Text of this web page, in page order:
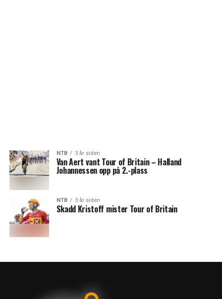
NTB 3 år siden
Van Aert vant Tour of Britain – Halland
Johannessen opp på 2.-plass
NTB 3 år siden
Skadd Kristoff mister Tour of Britain